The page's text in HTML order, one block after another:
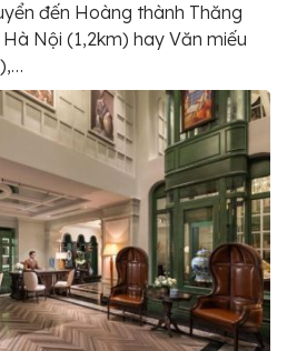
đến Hoàng thành Thăng
Nội (1,2km) hay Văn miếu